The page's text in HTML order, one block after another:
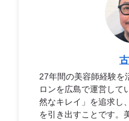
27年間の美容師経験を
ロンを広島で運営して
然なキレイ」を追求し
を引き出すことです。